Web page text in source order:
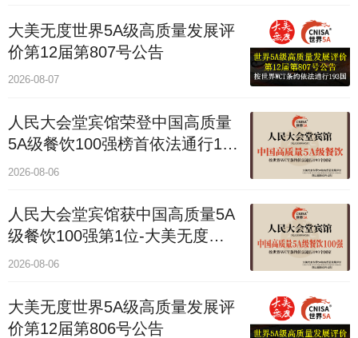
大美无度世界5A级高质量发展评
价第12届第807号公告
2026-08-07
人民大会堂宾馆荣登中国高质量
5A级餐饮100强榜首依法通行193
国
2026-08-06
人民大会堂宾馆获中国高质量5A
级餐饮100强第1位-大美无度评
价通193国
2026-08-06
大美无度世界5A级高质量发展评
价第12届第806号公告